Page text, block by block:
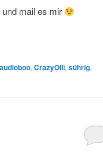
mail es mir
audioboo, CrazyOlli, sührig,